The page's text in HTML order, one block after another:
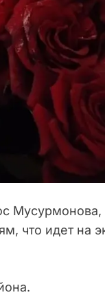
Мусурмонова,
что идет на